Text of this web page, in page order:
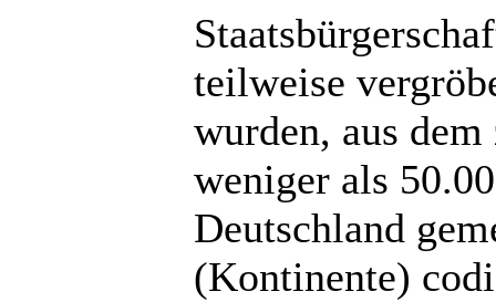
teilweise
wurden, aus
weniger als
Deutschland
(Kontinente)